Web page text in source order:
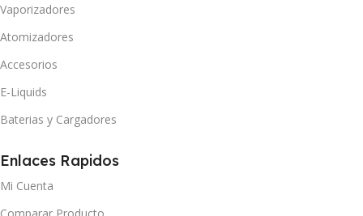
Vaporizadores
Atomizadores
Accesorios
E-Liquids
Baterias y Cargadores
Enlaces Rapidos
Mi Cuenta
Comparar Producto